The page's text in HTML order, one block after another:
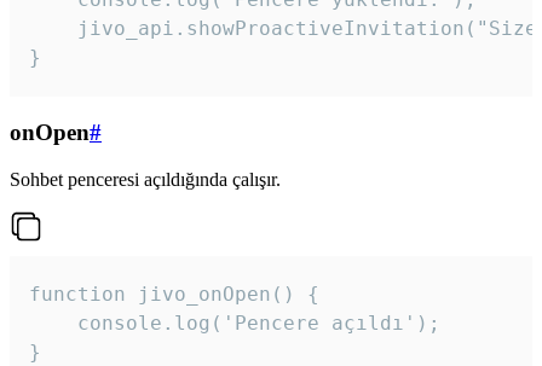
}
onOpen#
Sohbet penceresi açıldığında çalışır.
function jivo_onOpen() {
    console.log('Pencere açıldı');
}